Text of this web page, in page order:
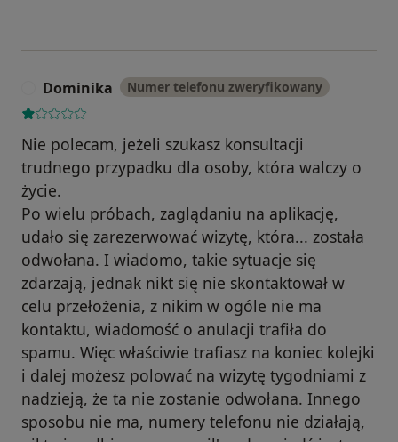
Dominika Numer telefonu zweryfikowany
Nie polecam, jeżeli szukasz konsultacji
trudnego przypadku dla osoby, która walczy o
życie.
Po wielu próbach, zaglądaniu na aplikację,
udało się zarezerwować wizytę, która... została
odwołana. I wiadomo, takie sytuacje się
zdarzają, jednak nikt się nie skontaktował w
celu przełożenia, z nikim w ogóle nie ma
kontaktu, wiadomość o anulacji trafiła do
spamu. Więc właściwie trafiasz na koniec kolejki
i dalej możesz polować na wizytę tygodniami z
nadzieją, że ta nie zostanie odwołana. Innego
sposobu nie ma, numery telefonu nie działają,